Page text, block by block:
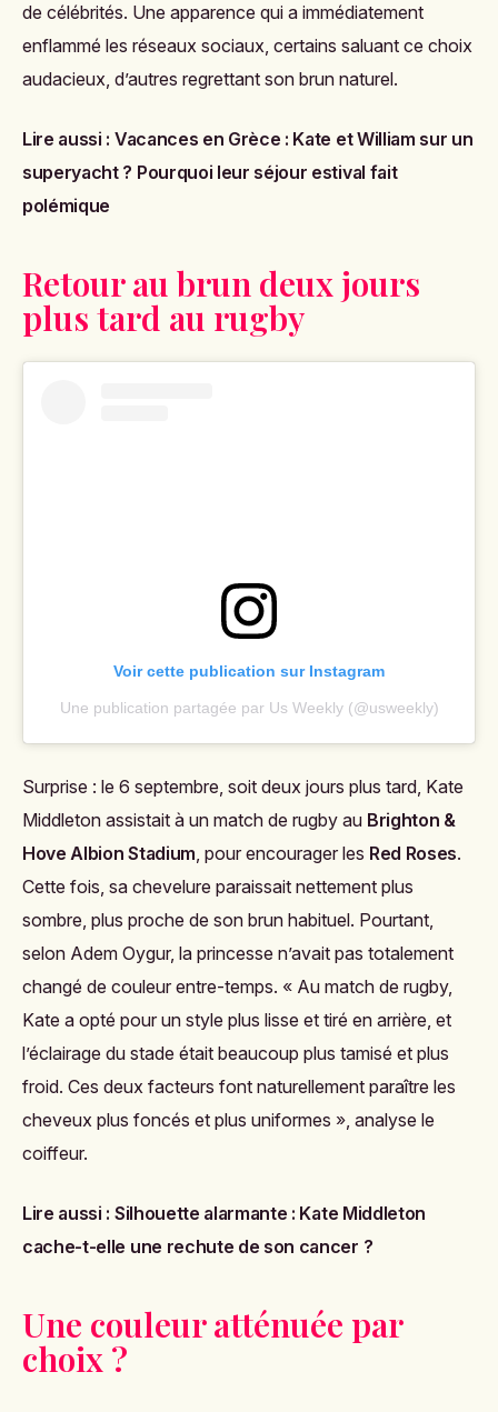
de célébrités. Une apparence qui a immédiatement
enflammé les réseaux sociaux, certains saluant ce choix
audacieux, d’autres regrettant son brun naturel.
Lire aussi : Vacances en Grèce : Kate et William sur un
superyacht ? Pourquoi leur séjour estival fait
polémique
Retour au brun deux jours
plus tard au rugby
Voir cette publication sur Instagram
Une publication partagée par Us Weekly (@usweekly)
Surprise : le 6 septembre, soit deux jours plus tard, Kate
Middleton assistait à un match de rugby au Brighton &
Hove Albion Stadium , pour encourager les Red Roses.
Cette fois, sa chevelure paraissait nettement plus
sombre, plus proche de son brun habituel. Pourtant,
selon Adem Oygur, la princesse n’avait pas totalement
changé de couleur entre-temps. « Au match de rugby,
Kate a opté pour un style plus lisse et tiré en arrière, et
l’éclairage du stade était beaucoup plus tamisé et plus
froid. Ces deux facteurs font naturellement paraître les
cheveux plus foncés et plus uniformes », analyse le
coiffeur.
Lire aussi : Silhouette alarmante : Kate Middleton
cache-t-elle une rechute de son cancer ?
Une couleur atténuée par
choix ?